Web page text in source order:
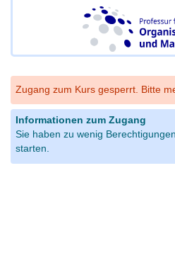
Zugang zum Kurs gesperrt. Bitte
Informationen zum Zugang
Sie haben zu wenig
starten.